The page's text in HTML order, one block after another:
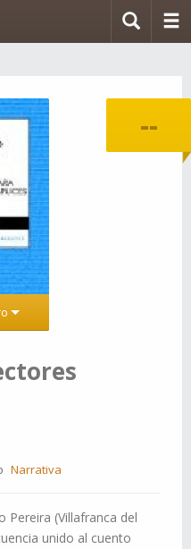
--
Narrativa
Pereira (Villafranca del
unido al cuento